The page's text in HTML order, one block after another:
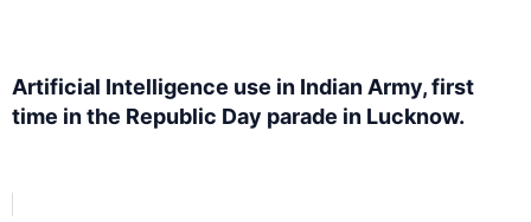
Artificial Intelligence use in Indian Army, first
time in the Republic Day parade in Lucknow.